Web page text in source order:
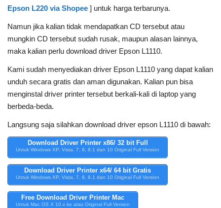
Epson L220 via Shopee ] untuk harga terbarunya.
Namun jika kalian tidak mendapatkan CD tersebut atau
mungkin CD tersebut sudah rusak, maupun alasan lainnya,
maka kalian perlu download driver Epson L1110.
Kami sudah menyediakan driver Epson L1110 yang dapat kalian
unduh secara gratis dan aman digunakan. Kalian pun bisa
menginstal driver printer tersebut berkali-kali di laptop yang
berbeda-beda.
Langsung saja silahkan download driver epson L1110 di bawah:
Download Driver Printer x86/ 32 bit Full
Untuk Windows XP, Vista, 7, 8, 8.1 dan 10 Original Full Version
Download Driver Printer x64/ 64 bit Gratis
Untuk Windows XP, Vista, 7, 8, 8.1 dan 10 Original Full Version
Free Download Driver Printer Mac
Untuk Mac OS X 10.x ke atas Original Full Version